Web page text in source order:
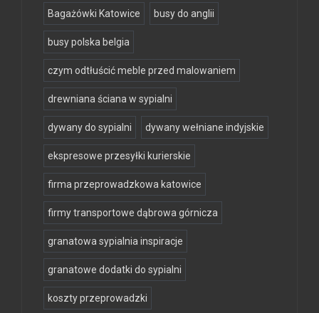
Bagażówki Katowice busy do anglii
busy polska belgia
czym odtłuścić meble przed malowaniem
drewniana ściana w sypialni
dywany do sypialni dywany wełniane indyjskie
ekspresowe przesyłki kurierskie
firma przeprowadzkowa katowice
firmy transportowe dąbrowa górnicza
granatowa sypialnia inspiracje
granatowe dodatki do sypialni
koszty przeprowadzki